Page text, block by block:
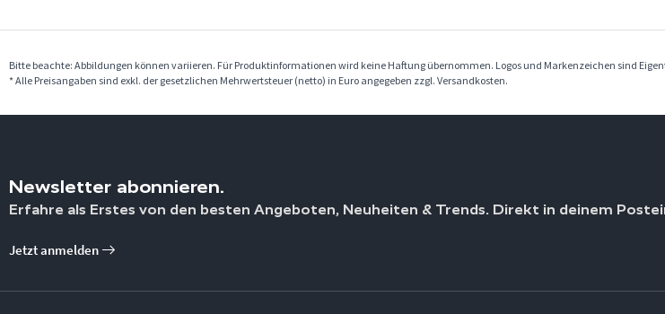
Bitte beachte: Abbildungen können variieren. Für Produktinformationen wird keine Haftung übernommen. Logos und Markenzeichen sind
* Alle Preisangaben sind exkl. der gesetzlichen Mehrwertsteuer (netto) in Euro angegeben zzgl. Versandkosten.
Newsletter abonnieren.
Erfahre als Erstes von den besten Angeboten, Neuheiten & Trends. Direkt in deinem
Jetzt anmelden